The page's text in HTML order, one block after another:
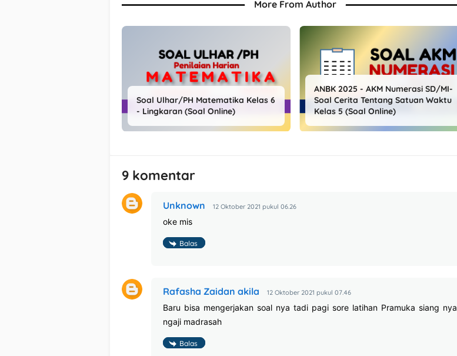
More From Author
Soal Ulhar/PH Matematika Kelas 6
- Lingkaran (Soal Online)
ANBK 2025 - AKM Numerasi SD/MI-
Soal Cerita Tentang Satuan Waktu
Kelas 5 (Soal Online)
9 komentar
Unknown 12 Oktober 2021 pukul 06.26
oke mis
Balas
Rafasha Zaidan akila 12 Oktober 2021 pukul 07.46
Baru bisa mengerjakan soal nya tadi pagi sore latihan Pramuka siang nya
ngaji madrasah
Balas